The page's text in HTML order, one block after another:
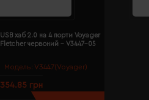
Модель: V3447(Voyager)
USB хаб 2.0 на 4 порти Voyager
Fletcher червоний - V3447-05
354.85 грн